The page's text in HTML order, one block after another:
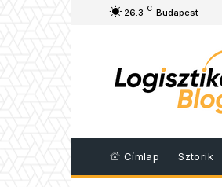
26.3 C Budapest
Címlap Sztorik